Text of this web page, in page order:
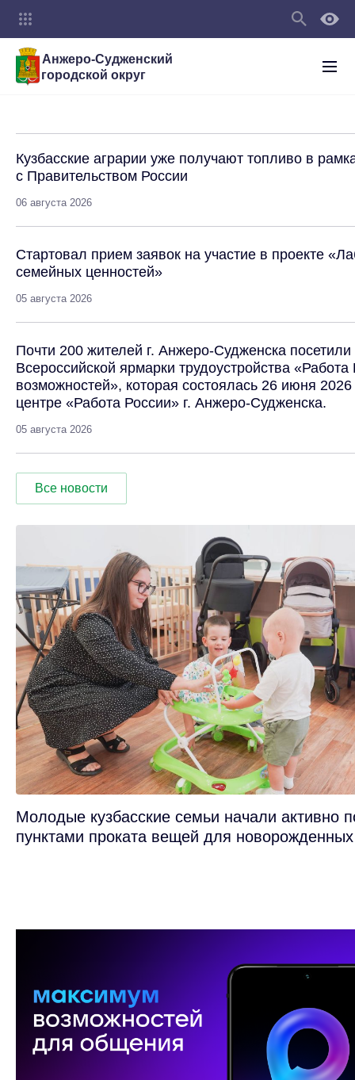
Анжеро-Судженский
городской округ
Кузбасские аграрии уже получают топливо в
с Правительством России
06 августа 2026
Стартовал прием заявок на участие в проекте
семейных ценностей»
05 августа 2026
Почти 200 жителей г. Анжеро-Судженска
Всероссийской ярмарки трудоустройства
возможностей», которая состоялась 26 июня
центре «Работа России» г. Анжеро-Судженска.
05 августа 2026
Все новости
Молодые кузбасские семьи начали активно
пунктами проката вещей для новорожденных